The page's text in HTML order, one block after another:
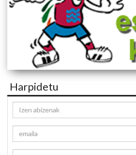
Harpidetu